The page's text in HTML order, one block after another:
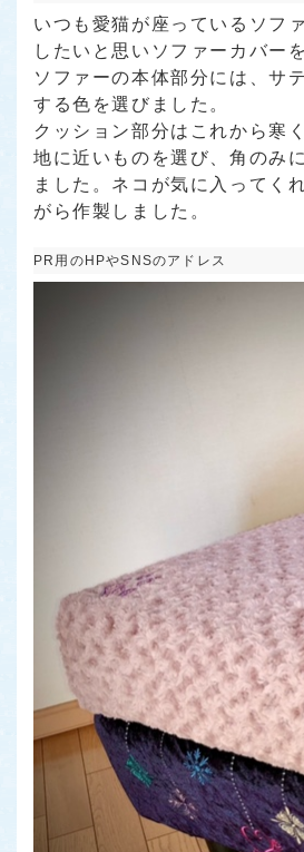
いつも愛猫が座っているソフ
したいと思いソファーカバー
ソファーの本体部分には、サ
する色を選びました。
クッション部分はこれから寒
地に近いものを選び、角のみ
ました。ネコが気に入ってく
がら作製しました。
PR用のHPやSNSのアドレス